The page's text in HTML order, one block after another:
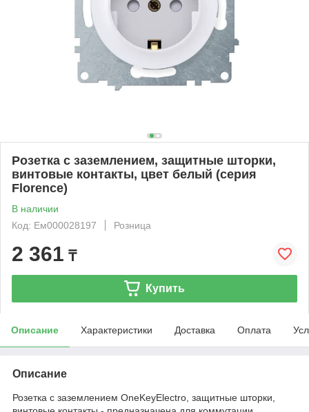
Розетка с заземлением, защитные шторки,
винтовые контакты, цвет белый (серия
Florence)
В наличии
Код: Ем000028197
Розница
2 361 ₸
Купить
Описание Характеристики Доставка Оплата
Описание
Розетка с заземлением OneKeyElectro, защитные шторки,